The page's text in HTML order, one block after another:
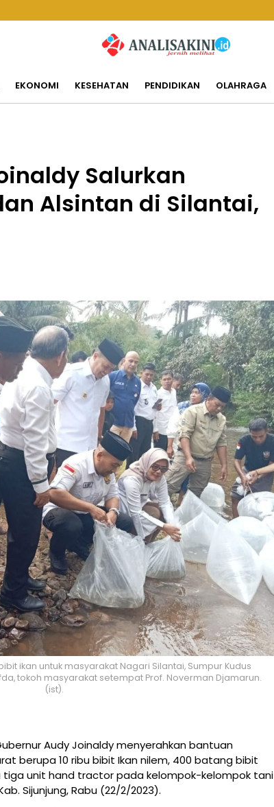
EKONOMI KESEHATAN PENDIDIKAN OLAHRAGA
Salurkan
Alsintan di Silantai,
ikan untuk masyarakat Nagari Silantai, Sumpur Kudus
tokoh masyarakat setempat Prof. Noverman Djamarun.
(ist).
Audy Joinaldy menyerahkan bantuan
berupa 10 ribu bibit Ikan nilem, 400 batang bibit
tiga unit hand tractor pada kelompok-kelompok tani
Sijunjung, Rabu (22/2/2023).